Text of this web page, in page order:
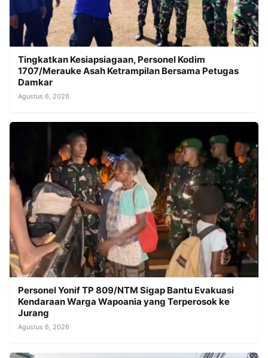
Tingkatkan Kesiapsiagaan, Personel Kodim
1707/Merauke Asah Ketrampilan Bersama Petugas
Damkar
Agustus 6, 2026
Personel Yonif TP 809/NTM Sigap Bantu Evakuasi
Kendaraan Warga Wapoania yang Terperosok ke
Jurang
Agustus 6, 2026